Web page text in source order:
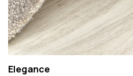
Elegance